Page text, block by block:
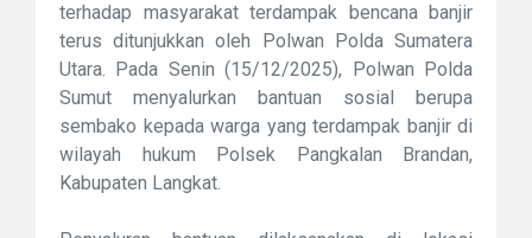
terhadap masyarakat terdampak bencana banjir
terus ditunjukkan oleh Polwan Polda Sumatera
Utara. Pada Senin (15/12/2025), Polwan Polda
Sumut menyalurkan bantuan sosial berupa
sembako kepada warga yang terdampak banjir di
wilayah hukum Polsek Pangkalan Brandan,
Kabupaten Langkat.